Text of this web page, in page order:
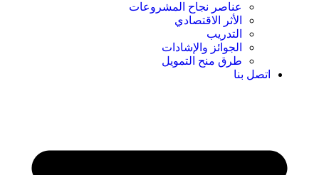
عناصر نجاح المشروعات
الأثر الاقتصادي
التدريب
الجوائز والإشادات
طرق منح التمويل
اتصل بنا